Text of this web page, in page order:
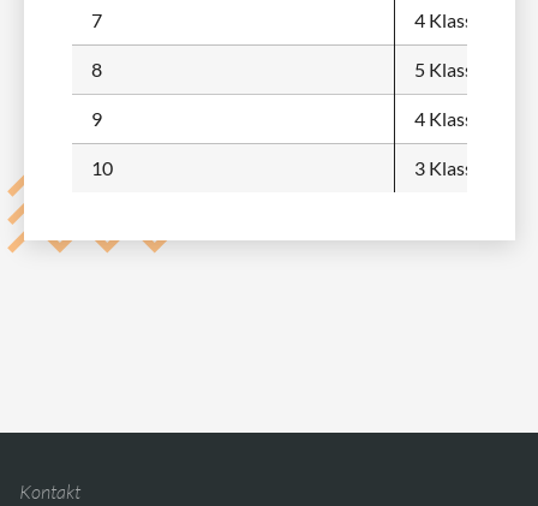
7 4 Klassen
8 5 Klassen
9 4 Klassen
10 3 Klassen
Kontakt